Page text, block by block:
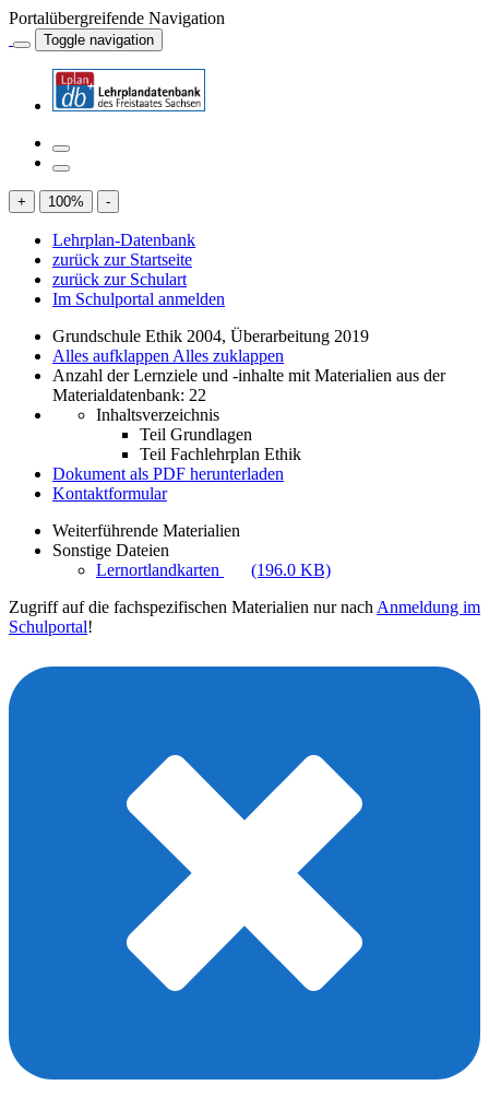
Portalübergreifende Navigation
Toggle navigation
+ 100% -
Lehrplan-Datenbank
zurück zur Startseite
zurück zur Schulart
Im Schulportal anmelden
Grundschule Ethik 2004, Überarbeitung 2019
Alles aufklappen Alles zuklappen
Anzahl der Lernziele und -inhalte mit Materialien aus der
Materialdatenbank: 22
Inhaltsverzeichnis
Teil Grundlagen
Teil Fachlehrplan Ethik
Dokument als PDF herunterladen
Kontaktformular
Weiterführende Materialien
Sonstige Dateien
Lernortlandkarten
(196.0 KB)
Zugriff auf die fachspezifischen Materialien nur nach Anmeldung im
Schulportal!